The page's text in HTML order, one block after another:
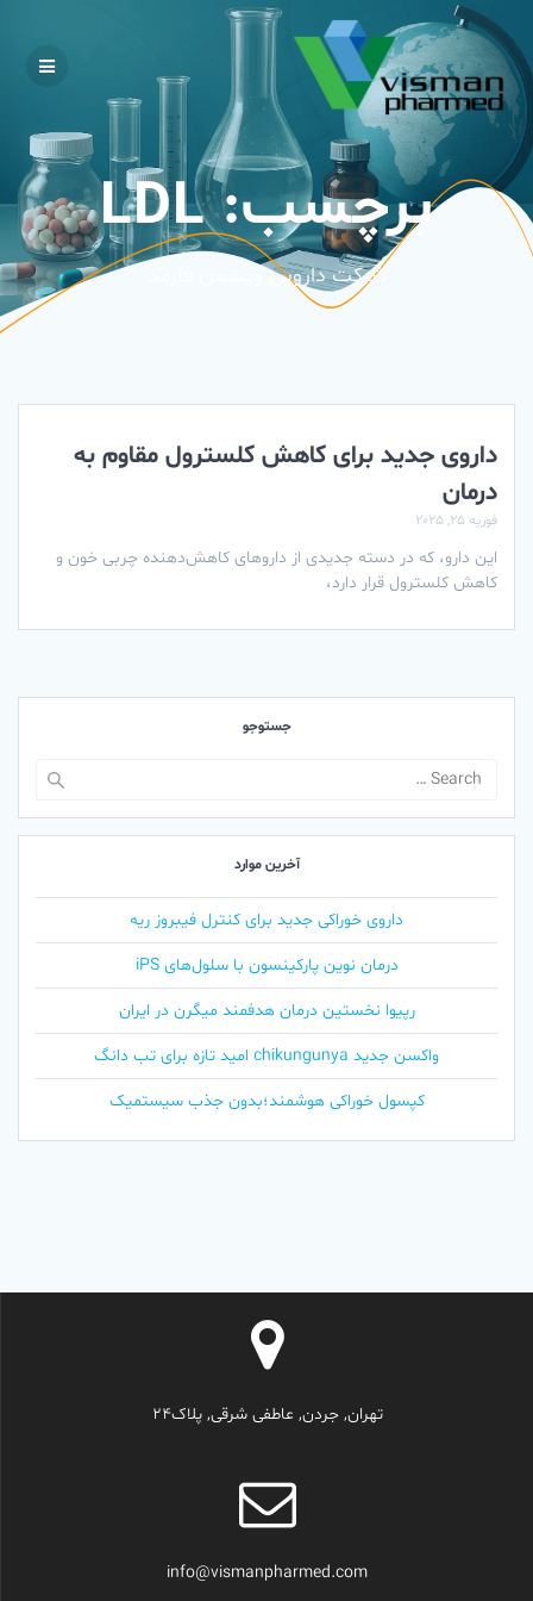
Skip
برچسب:LDL
شرکت دارویی ویسمن فارمد
داروی جدید برای کاهش کلسترول مقاوم به
درمان
فوریه 25, 2025
این دارو، که در دسته جدیدی از داروهای کاهش‌دهنده چربی خون و
کاهش کلسترول قرار دارد،
جستوجو
آخرین موارد
داروی خوراکی جدید برای کنترل فیبروز ریه
درمان نوین پارکینسون با سلول‌های iPS
رپیوا نخستین درمان هدفمند میگرن در ایران
واکسن جدید chikungunya امید تازه برای تب دانگ
کپسول خوراکی هوشمند؛بدون جذب سیستمیک
تهران, جردن, عاطفی شرقی, پلاک24
info@vismanpharmed.com